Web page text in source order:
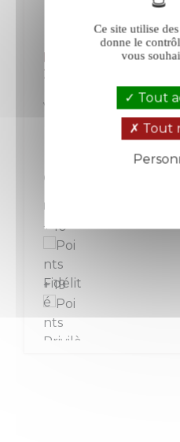
La Ferme Saint-
2025
Vin de France
9,50 €
La bouteille de 75 cl
+ 10
+ 19
Ce site utilise
donne le
vous
Tout
Tout